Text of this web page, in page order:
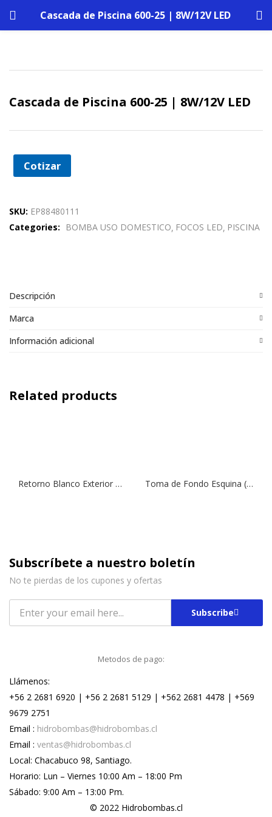
Cascada de Piscina 600-25 | 8W/12V LED
Cascada de Piscina 600-25 | 8W/12V LED
Cotizar
SKU: EP88480111
Categories:
BOMBA USO DOMESTICO FOCOS LED PISCINA
Descripción
Marca
Información adicional
Related products
Retorno Blanco Exterior RM 1 ½” Toma de Fondo Esquina (Piscina Fibra de Vidrio) | Dreno Curvo
Subscríbete a nuestro boletín
No te pierdas de los cupones y ofertas
Subscribe
Metodos de pago:
Llámenos:
+56 2 2681 6920 | +56 2 2681 5129 | +562 2681 4478 | +569
9679 2751
Email : hidrobombas@hidrobombas.cl
Email : ventas@hidrobombas.cl
Local: Chacabuco 98, Santiago.
Horario: Lun – Viernes 10:00 Am – 18:00 Pm
Sábado: 9:00 Am – 13:00 Pm.
© 2022 Hidrobombas.cl